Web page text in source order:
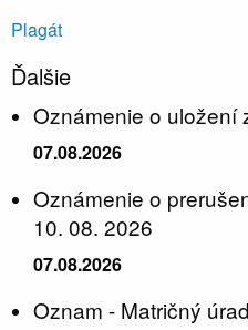
Plagát
Ďalšie
Oznámenie o uložení
07.08.2026
Oznámenie o
10. 08. 2026
07.08.2026
Oznam - Matričný úrad